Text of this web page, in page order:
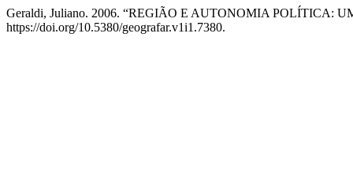
Geraldi, Juliano. 2006. “REGIÃO E AUTONOMIA POLÍTICA:
https://doi.org/10.5380/geografar.v1i1.7380.